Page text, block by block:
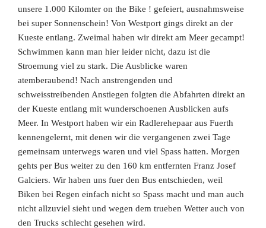
unsere 1.000 Kilomter on the Bike ! gefeiert, ausnahmsweise
bei super Sonnenschein! Von Westport gings direkt an der
Kueste entlang. Zweimal haben wir direkt am Meer gecampt!
Schwimmen kann man hier leider nicht, dazu ist die
Stroemung viel zu stark. Die Ausblicke waren
atemberaubend! Nach anstrengenden und
schweisstreibenden Anstiegen folgten die Abfahrten direkt an
der Kueste entlang mit wunderschoenen Ausblicken aufs
Meer. In Westport haben wir ein Radlerehepaar aus Fuerth
kennengelernt, mit denen wir die vergangenen zwei Tage
gemeinsam unterwegs waren und viel Spass hatten. Morgen
gehts per Bus weiter zu den 160 km entfernten Franz Josef
Galciers. Wir haben uns fuer den Bus entschieden, weil
Biken bei Regen einfach nicht so Spass macht und man auch
nicht allzuviel sieht und wegen dem trueben Wetter auch von
den Trucks schlecht gesehen wird.